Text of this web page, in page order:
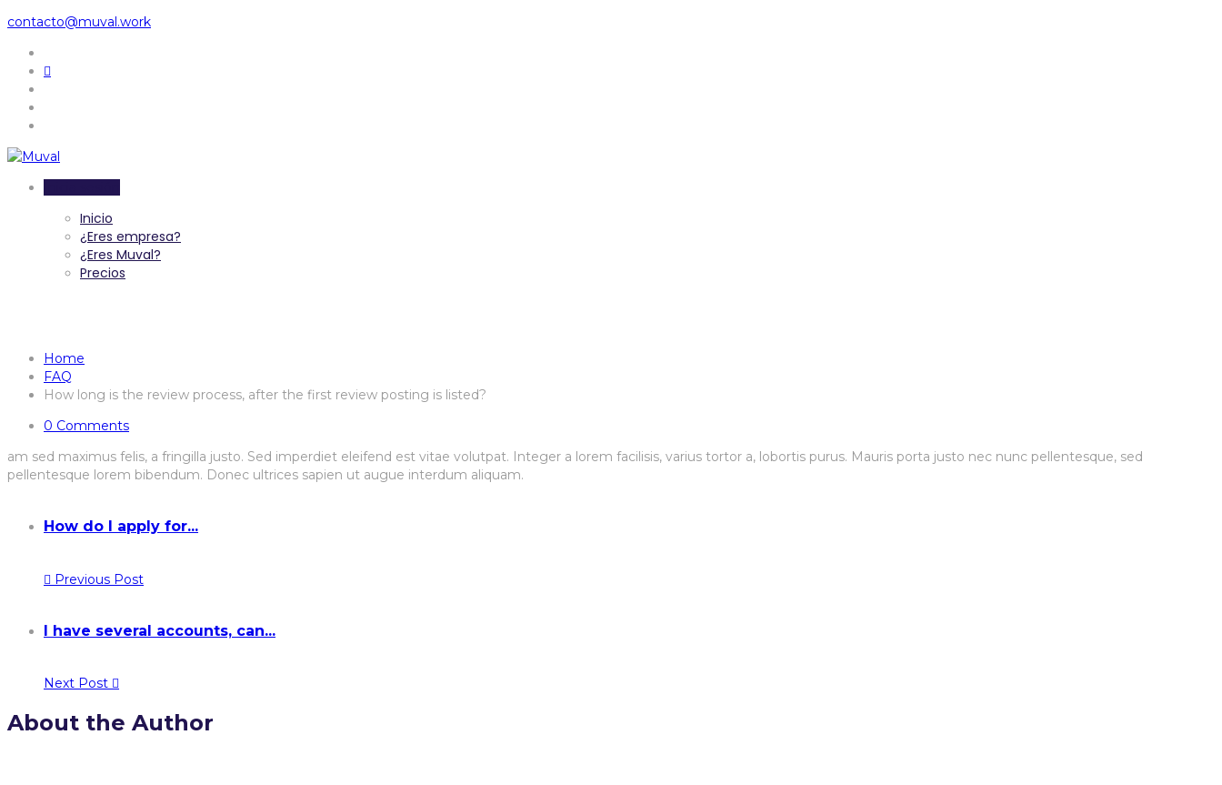
contacto@muval.work
Inicio
¿Eres empresa?
¿Eres Muval?
Precios
Home
FAQ
How long is the review process, after the first review posting is listed?
0 Comments
am sed maximus felis, a fringilla justo. Sed imperdiet eleifend est vitae volutpat. Integer a lorem facilisis, varius tortor a, lobortis purus. Mauris porta justo nec nunc pellentesque, sed
pellentesque lorem bibendum. Donec ultrices sapien ut augue interdum aliquam.
How do I apply for...
Previous Post
I have several accounts, can...
Next Post
About the Author